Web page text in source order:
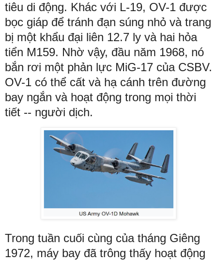
tiêu di động. Khác với L-19, OV-1 được
bọc giáp để tránh đạn súng nhỏ và trang
bị một khẩu đại liên 12.7 ly và hai hỏa
tiển M159. Nhờ vậy, đầu năm 1968, nó
bắn rơi một phản lực MiG-17 của CSBV.
OV-1 có thể cất và hạ cánh trên đường
bay ngắn và hoạt động trong mọi thời
tiết -- người dịch.
Trong tuần cuối cùng của tháng Giêng
1972, máy bay đã trông thấy hoạt động